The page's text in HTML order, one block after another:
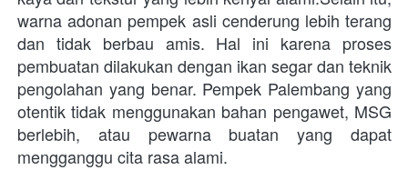
warna adonan pempek asli cenderung lebih terang
dan tidak berbau amis. Hal ini karena proses
pembuatan dilakukan dengan ikan segar dan teknik
pengolahan yang benar. Pempek Palembang yang
otentik tidak menggunakan bahan pengawet, MSG
berlebih, atau pewarna buatan yang dapat
mengganggu cita rasa alami.